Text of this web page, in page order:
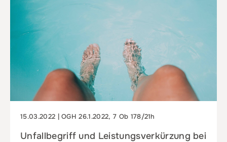
15.03.2022 | OGH 26.1.2022, 7 Ob 178/21h
Unfallbegriff und Leistungsverkürzung bei